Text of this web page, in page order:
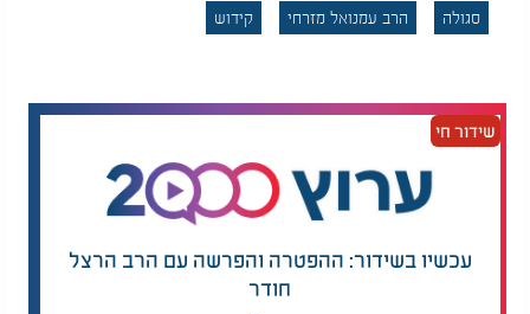
סגולה הרב עמנואל מזרחי קידוש
שידור חי
עכשיו בשידור: ההפטרה והפרשה עם הרב הרצל
חודר